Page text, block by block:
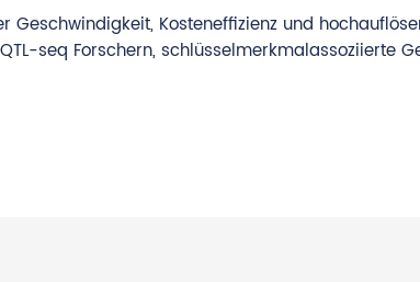
Kosteneffizienz und
seq Forschern, schlüsselmerkmalassoziierte